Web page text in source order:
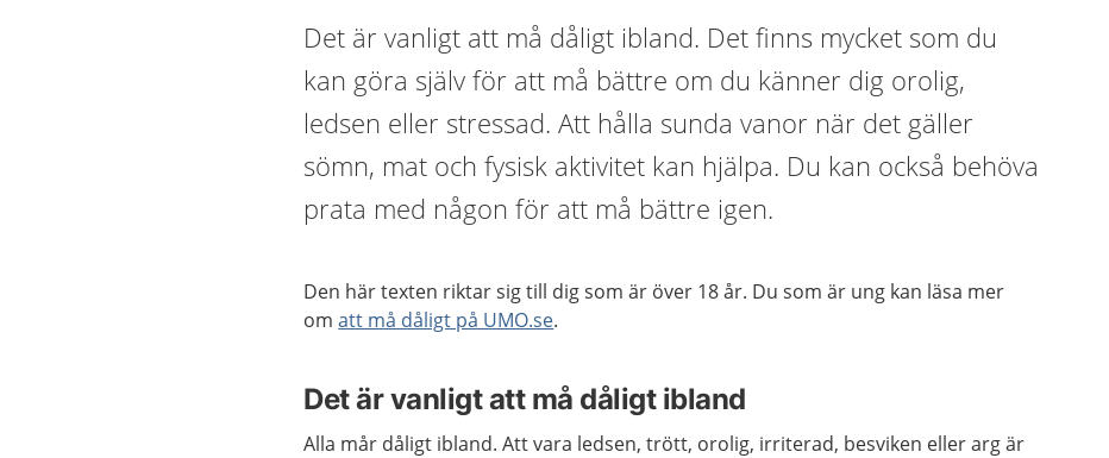
Det är vanligt att må dåligt ibland. Det finns mycket som du
kan göra själv för att må bättre om du känner dig orolig,
ledsen eller stressad. Att hålla sunda vanor när det gäller
sömn, mat och fysisk aktivitet kan hjälpa. Du kan också behöva
prata med någon för att må bättre igen.
Den här texten riktar sig till dig som är över 18 år. Du som är ung kan läsa mer
omatt må dåligt på UMO.se.
Det är vanligt att må dåligt ibland
Alla mår dåligt ibland. Att vara ledsen, trött, orolig, irriterad, besviken eller arg är